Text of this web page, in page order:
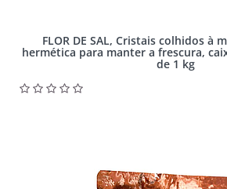
FLOR DE SAL, Cristais colhidos à
hermética para manter a frescura,
de 1 kg